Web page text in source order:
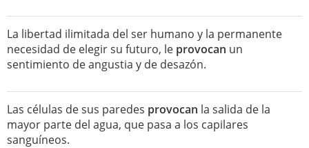
La libertad ilimitada del ser humano y la permanente
necesidad de elegir su futuro, le provocan un
sentimiento de angustia y de desazón.
Las células de sus paredes provocan la salida de la
mayor parte del agua, que pasa a los capilares
sanguíneos.